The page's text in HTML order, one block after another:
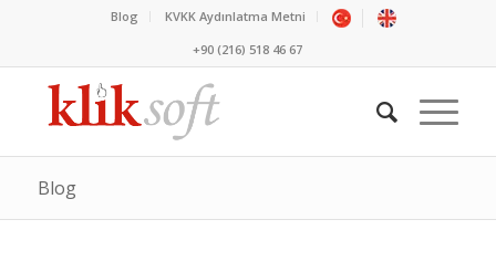
Blog
KVKK Aydınlatma Metni
+90 (216) 518 46 67
Blog